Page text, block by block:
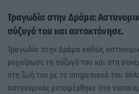
Τραγωδία στην Δράμα:
σύζυγό του και αυτοκτόνησε.
Τραγωδία στην Δράμα καθώς
μαχαίρωσε τη σύζυγό του και στη
στη ζωή του με το υπηρεσιακό του
αστυνομικός μεταφέρθηκε στο